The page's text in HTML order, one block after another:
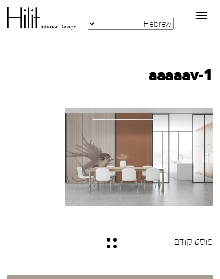
Toggle
navigation
aaaaav-1
פוסט קודם